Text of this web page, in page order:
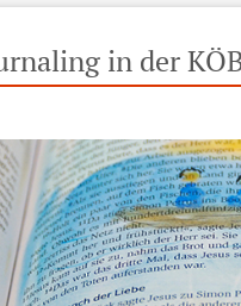
in der